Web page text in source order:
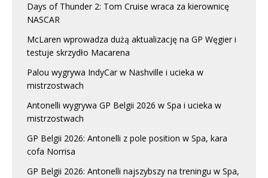
Days of Thunder 2: Tom Cruise wraca za kierownicę
NASCAR
McLaren wprowadza dużą aktualizację na GP Węgier i
testuje skrzydło Macarena
Palou wygrywa IndyCar w Nashville i ucieka w
mistrzostwach
Antonelli wygrywa GP Belgii 2026 w Spa i ucieka w
mistrzostwach
GP Belgii 2026: Antonelli z pole position w Spa, kara
cofa Norrisa
GP Belgii 2026: Antonelli najszybszy na treningu w Spa,